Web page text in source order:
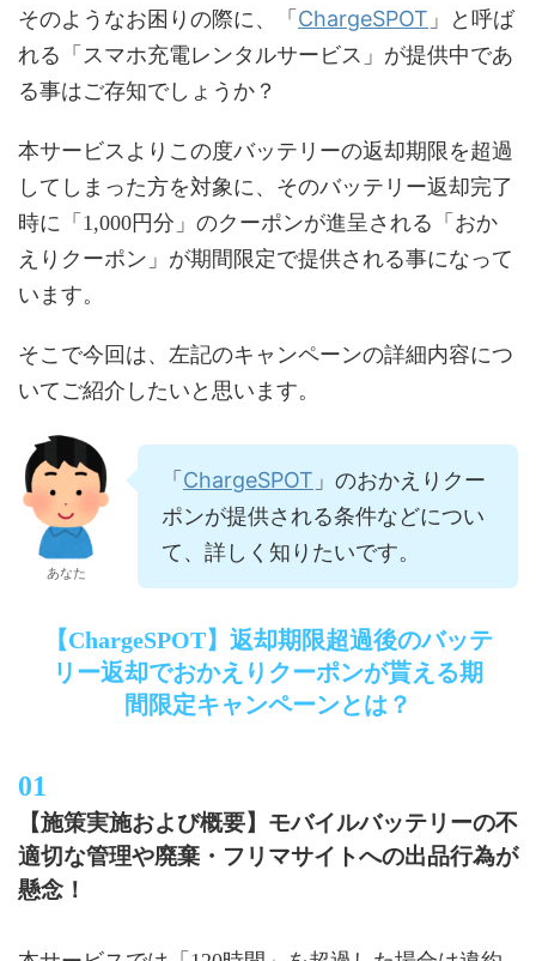
そのようなお困りの際に、「 ChargeSPOT 」と呼ば
れる「スマホ充電レンタルサービス」が提供中であ
る事はご存知でしょうか？
本サービスよりこの度バッテリーの返却期限を超過
してしまった方を対象に、そのバッテリー返却完了
時に「1,000円分」のクーポンが進呈される「おか
えりクーポン」が期間限定で提供される事になって
います。
そこで今回は、左記のキャンペーンの詳細内容につ
いてご紹介したいと思います。
あなた
「 ChargeSPOT 」のおかえりクー
ポンが提供される条件などについ
て、詳しく知りたいです。
【ChargeSPOT】返却期限超過後のバッテ
リー返却でおかえりクーポンが貰える期
間限定キャンペーンとは？
【施策実施および概要】モバイルバッテリーの不
適切な管理や廃棄・フリマサイトへの出品行為が
懸念！